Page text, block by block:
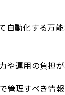
自動化する万
や運用の負担
管理すべき情